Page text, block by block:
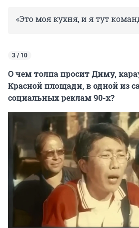
«Это моя кухня, и я тут
3 / 10
О чем толпа просит Диму,
Красной площади, в одной из
социальных реклам 90-х?